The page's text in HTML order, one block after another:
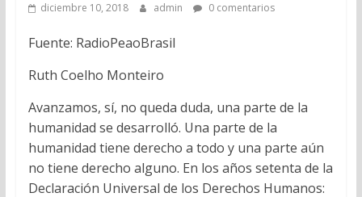
diciembre 10, 2018 admin 0 comentarios
Fuente: RadioPeaoBrasil
Ruth Coelho Monteiro
Avanzamos, sí, no queda duda, una parte de la
humanidad se desarrolló. Una parte de la
humanidad tiene derecho a todo y una parte aún
no tiene derecho alguno. En los años setenta de la
Declaración Universal de los Derechos Humanos: